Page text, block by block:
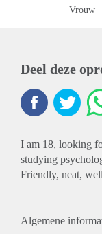
Vrouw
Deel deze
I am 18, looking
studying
Friendly, neat,
Algemene